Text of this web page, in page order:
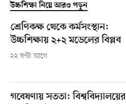
উচ্চশিক্ষা নিয়ে আরও পড়ুন
শ্রেণিকক্ষ থেকে কর্মসংস্থান:
উচ্চশিক্ষায় ২+২ মডেলের বিপ্লব
২২ ঘণ্টা আগে
গবেষণায় সততা: বিশ্ববিদ্যালয়ের